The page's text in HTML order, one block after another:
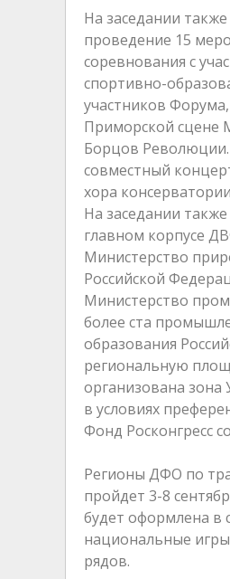
На заседании
проведение 15
соревнования с
спортивно-
участников
Приморской сцене
Борцов
совместный
хора
На заседании
главном корпусе
Министерство
Российской
Министерство
более ста
образования
региональную
организована
в условиях
Фонд Росконгресс
Регионы ДФО по
пройдет 3-8
будет оформлена в
национальные
рядов.